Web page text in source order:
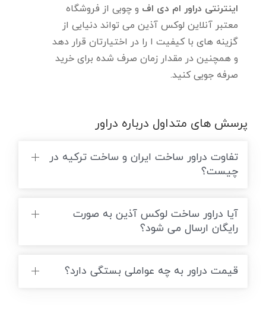
اینترنتی دراور ام دی اف و چوبی از فروشگاه
معتبر آنلاین لوکس آذین می تواند دنیایی از
گزینه های با کیفیت ا را در اختیارتان قرار دهد
و همچنین در مقدار زمان صرف شده برای خرید
صرفه جویی کنید.
پرسش های متداول درباره دراور
تفاوت دراور ساخت ایران و ساخت ترکیه در
چیست؟
آیا دراور ساخت لوکس آذین به صورت
رایگان ارسال می شود؟
قیمت دراور به چه عواملی بستگی دارد؟